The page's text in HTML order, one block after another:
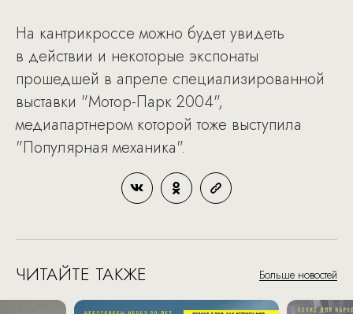
На кантрикроссе можно будет увидеть
в действии и некоторые экспонаты
прошедшей в апреле специализированной
выставки "Мотор-Парк 2004",
медиапартнером которой тоже выступила
"Популярная механика".
ЧИТАЙТЕ ТАКЖЕ Больше новостей